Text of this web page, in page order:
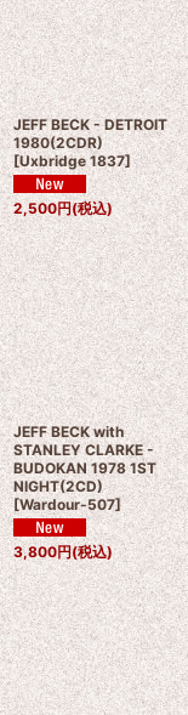
JEFF BECK - DETROIT
1980(2CDR)
[Uxbridge 1837]
2,500円(税込)
JEFF BECK with
STANLEY CLARKE -
BUDOKAN 1978 1ST
NIGHT(2CD)
[Wardour-507]
3,800円(税込)